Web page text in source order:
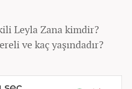
Leyla Zana kimdir?
ve kaç yaşındadır?